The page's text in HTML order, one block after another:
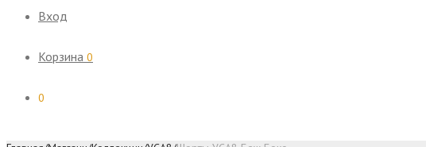
Вход
Корзина 0
0